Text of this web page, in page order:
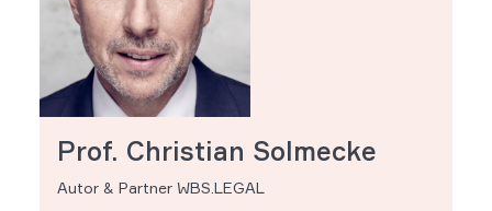
Prof. Christian Solmecke
Autor & Partner WBS.LEGAL